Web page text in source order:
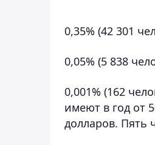
0,35% (42 301
0,05% (5 838
0,001% (162
имеют в год от
долларов. Пять